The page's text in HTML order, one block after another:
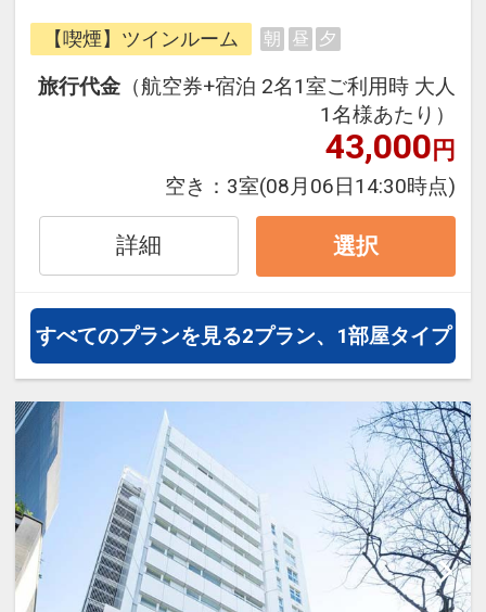
できるダイナミックパッケージだか
ら、一都市滞在はもちろん周遊旅行
にも最適！
旅行期間中の1泊だけの宿泊や延
泊・飛び泊なども自由自在です。
JALマイレージ会員の方にはフライ
トマイルが50%貯まります。
【喫煙】ツインルーム 朝 昼 夕
旅行代金 （航空券+宿泊 2名1室ご利用時 大人
1名様あたり）
43,000円
空き： 3室(08月06日14:30時点)
詳細 選択
すべてのプランを見る2プラン、1部屋タイプ